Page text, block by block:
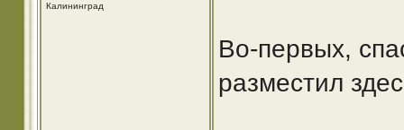
Калининград
Во-первых,
разместил